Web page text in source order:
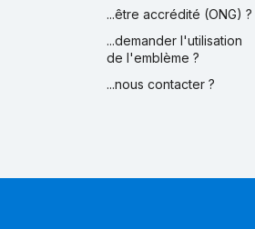
...être accrédité (ONG) ?
...demander l'utilisation
de l'emblème ?
...nous contacter ?